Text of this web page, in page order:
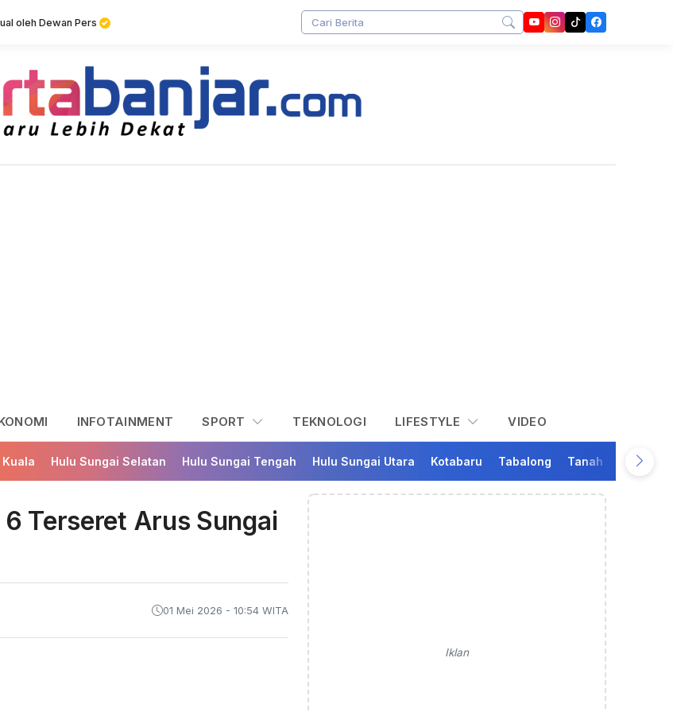
oleh Dewan Pers
INFOTAINMENT SPORT TEKNOLOGI LIFESTYLE VIDEO
Hulu Sungai Selatan Hulu Sungai Tengah Hulu Sungai Utara Kotabaru Tabalong Tanah Bumbu
Terseret Arus Sungai
01 Mei 2026 - 10:54 WITA
Iklan